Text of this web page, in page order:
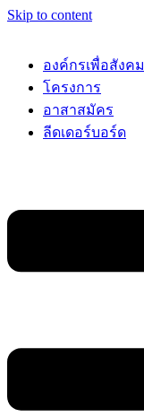
Skip to content
องค์กรเพื่อสังคม
โครงการ
อาสาสมัคร
ลีดเดอร์บอร์ด